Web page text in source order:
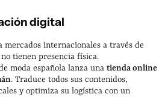
digital
mercados internacionales a través de
tienen presencia física.
moda española lanza una tienda online
. Traduce todos sus contenidos,
y optimiza su logística con un